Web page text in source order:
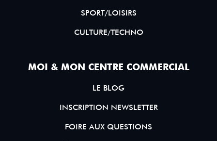
SPORT/LOISIRS
CULTURE/TECHNO
MOI & MON CENTRE COMMERCIAL
LE BLOG
INSCRIPTION NEWSLETTER
FOIRE AUX QUESTIONS